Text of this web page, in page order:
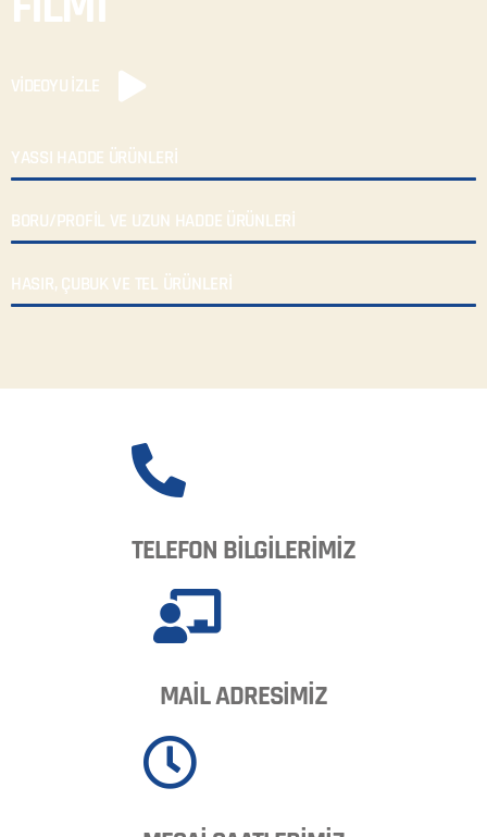
VİDEOYU İZLE
YASSI HADDE ÜRÜNLERİ
BORU/PROFİL VE UZUN HADDE ÜRÜNLERİ
HASIR, ÇUBUK VE TEL ÜRÜNLERİ
TELEFON BİLGİLERİMİZ
MAİL ADRESİMİZ